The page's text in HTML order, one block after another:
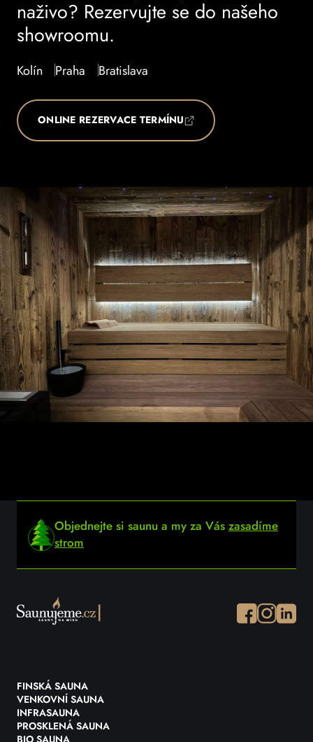
naživo? Rezervujte se do našeho
showroomu.
Kolín Praha Bratislava
ONLINE REZERVACE TERMÍNU
Objednejte si saunu a my za Vás zasadíme
strom
Facebook
Instagram
FINSKÁ SAUNA
VENKOVNÍ SAUNA
INFRASAUNA
PROSKLENÁ SAUNA
BIO SAUNA